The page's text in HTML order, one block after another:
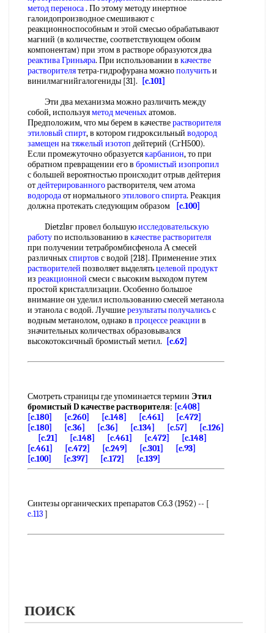
метод переноса. По этому методу инертное
галоидопроизводное смешивают с
реакционноспособным и этой смесью обрабатывают
магний (в количестве, соответствующем обоим
компонентам) при этом в растворе образуются два
реактива Гриньяра. При использовании в качестве
растворителятетра-гидрофурана можнополучитьи
винилмагнийгалогениды [31].
[c.101]
Эти два механизма можно различить между
собой, используяметод меченыхатомов.
Предположим, что мы берем в качестверастворителя
этиловый спирт, в котором гидроксильный водород
замещен натяжелый изотоп дейтерий (СгН500).
Если промежуточно образуетсякарбанион, то при
обратном превращении его в бромистый изопропил
с большей вероятностью происходит отрыв дейтерия
отдейтерированногорастворителя, чем атома
водородаот нормальногоэтилового спирта. Реакция
должна протекать следующим образом
[c.100]
Dietzlвг провел большуюисследовательскую
работупо использованию в качестве растворителя
при получении тетрабромбисфенола А смесей
различныхспиртов с водой [218]. Применение этих
растворителей позволяет выделятьцелевой продукт
из реакционной смеси с высоким выходом путем
простой кристаллизации. Особенно большое
внимание он уделил использованию смесей метанола
и этанола с водой. Лучшиерезультаты получалисьс
водным метанолом, однако в процессе реакции в
значительных количествах образовывался
высокотоксичный бромистый метил.
[c.62]
Смотреть страницы где упоминается термин Этил
бромистый D качестве растворителя: [c.408]
[c.180]
[c.260] [c.148] [c.461]
[c.472]
[c.180]
[c.36] [c.36] [c.134] [c.57]
[c.126]
[c.21]
[c.148] [c.461] [c.472]
[c.148]
[c.461]
[c.472] [c.249] [c.301]
[c.93]
[c.100]
[c.397] [c.172] [c.139]
Синтезы органических препаратов Сб.3 (1952) -- [
c.113]
ПОИСК